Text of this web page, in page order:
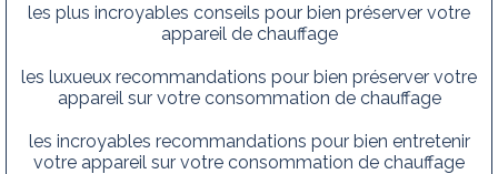
les plus incroyables conseils pour bien préserver votre
appareil de chauffage
les luxueux recommandations pour bien préserver votre
appareil sur votre consommation de chauffage
les incroyables recommandations pour bien entretenir
votre appareil sur votre consommation de chauffage